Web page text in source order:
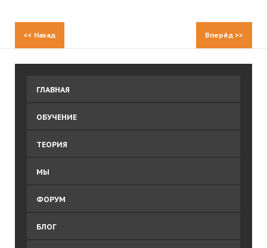
<< Назад Вперёд >>
ГЛАВНАЯ
ОБУЧЕНИЕ
ТЕОРИЯ
МЫ
ФОРУМ
БЛОГ